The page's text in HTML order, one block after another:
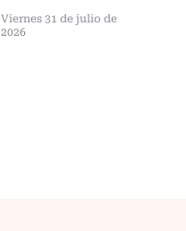
Viernes 31 de julio de
2026